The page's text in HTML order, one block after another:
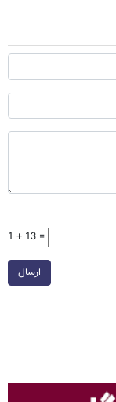
1 + 13 =
ارسال